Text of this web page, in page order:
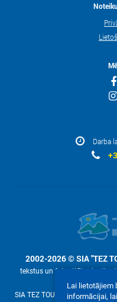
Darba
2002-2026 © SIA "TEZ
tekstus un fotoattēlus ir
rakstisku
SIA TEZ TOUR (reg.
Lai lietotājiem
informācijai,